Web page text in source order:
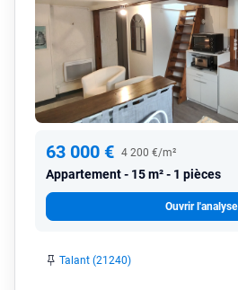
63 000 € 4 200 €/m²
Appartement 15 m² - 1 pièces
Ouvrir l'analyse
Talant (21240)